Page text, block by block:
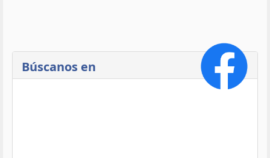
Búscanos en